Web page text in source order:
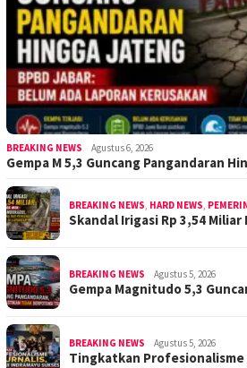
BREAKING NEWS Agustus 6, 2026
Gempa M 5,3 Guncang Pangandaran
BREAKING NEWS, HARD NEWS,
Skandal Irigasi Rp 3,54
BREAKING NEWS Agustus 5, 2026
Gempa Magnitudo 5,3
BREAKING NEWS Agustus 5, 2026
Tingkatkan